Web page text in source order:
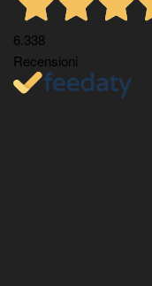
6.338
Recensioni